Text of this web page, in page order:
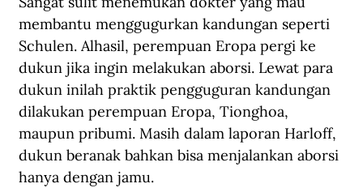
membantu menggugurkan kandungan seperti
Schulen. Alhasil, perempuan Eropa pergi ke
dukun jika ingin melakukan aborsi. Lewat para
dukun inilah praktik pengguguran kandungan
dilakukan perempuan Eropa, Tionghoa,
maupun pribumi. Masih dalam laporan Harloff,
dukun beranak bahkan bisa menjalankan aborsi
hanya dengan jamu.